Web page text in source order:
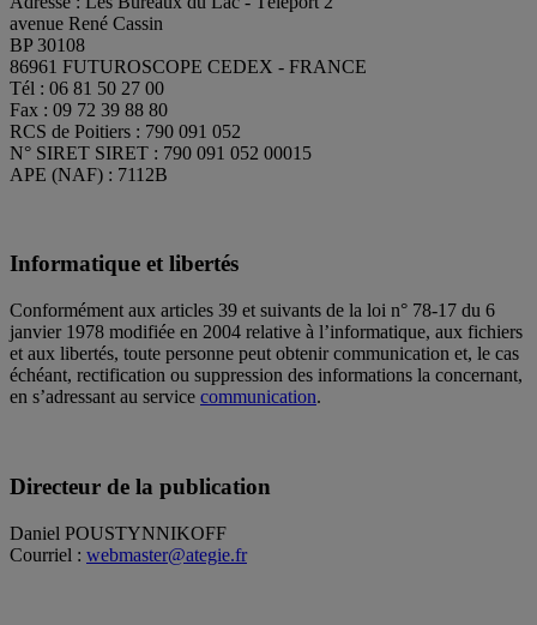
avenue René Cassin
BP 30108
86961 FUTUROSCOPE CEDEX - FRANCE
Tél : 06 81 50 27 00
Fax : 09 72 39 88 80
RCS de Poitiers : 790 091 052
N° SIRET SIRET : 790 091 052 00015
APE (NAF) : 7112B
Informatique et libertés
Conformément aux articles 39 et suivants de la loi n° 78-17 du 6
janvier 1978 modifiée en 2004 relative à l’informatique, aux fichiers
et aux libertés, toute personne peut obtenir communication et, le cas
échéant, rectification ou suppression des informations la concernant,
en s’adressant au service communication.
Directeur de la publication
Daniel POUSTYNNIKOFF
Courriel : webmaster@ategie.fr